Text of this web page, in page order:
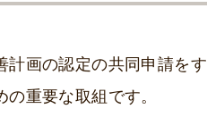
計画の認定の共同申請をす
重要な取組です。